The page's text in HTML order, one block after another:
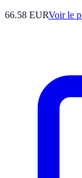
66.58 EURVoir le